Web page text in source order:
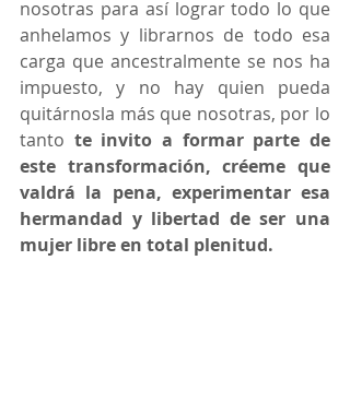
nosotras para así lograr todo lo que
anhelamos y librarnos de todo esa
carga que ancestralmente se nos ha
impuesto, y no hay quien pueda
quitárnosla más que nosotras, por lo
tanto te invito a formar parte de
este transformación, créeme que
valdrá la pena, experimentar esa
hermandad y libertad de ser una
mujer libre en total plenitud.